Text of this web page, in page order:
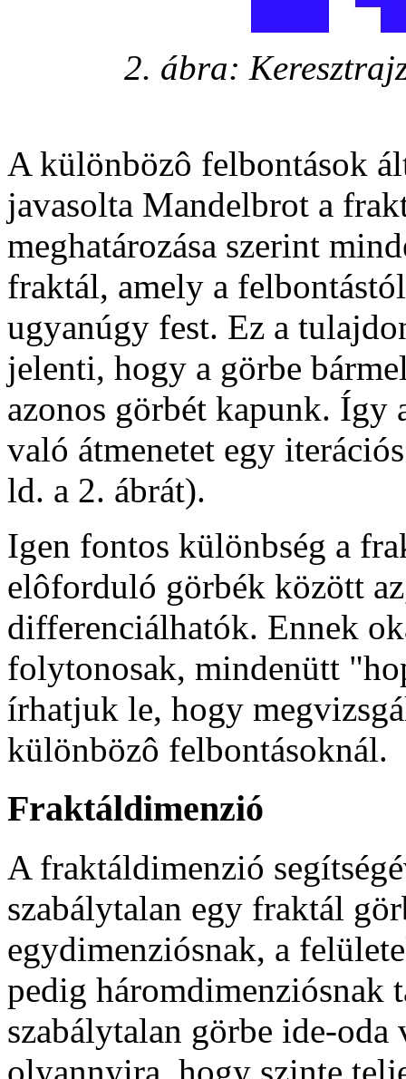
2. ábra:
A különbözô felbontások
javasolta Mandelbrot a
meghatározása szerint
fraktál, amely a
ugyanúgy fest. Ez a
jelenti, hogy a görbe
azonos görbét kapunk. Így
való átmenetet egy
ld. a 2. ábrát).
Igen fontos különbség a
elôforduló görbék között
differenciálhatók. Ennek
folytonosak, mindenütt
írhatjuk le, hogy
különbözô felbontásoknál.
Fraktáldimenzió
A fraktáldimenzió
szabálytalan egy fraktál
egydimenziósnak, a
pedig háromdimenziósnak
szabálytalan görbe ide-
olyannyira, hogy szinte